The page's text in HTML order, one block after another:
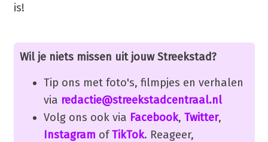
is!
Wil je niets missen uit jouw Streekstad?
Tip ons met foto's, filmpjes en verhalen
via redactie@streekstadcentraal.nl
Volg ons ook via Facebook, Twitter,
Instagram ofTikTok. Reageer,